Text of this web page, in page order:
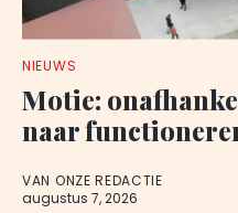
NIEUWS
Motie:
naar
VAN ONZE REDACTIE
augustus 7, 2026